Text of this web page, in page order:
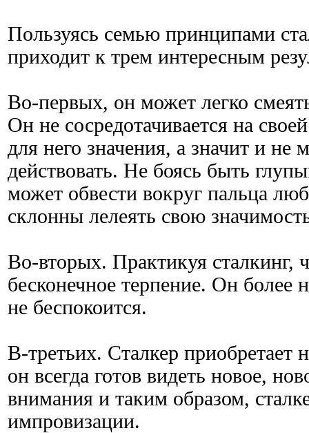
Пользуясь семью принципами
приходит к трем интересным
Во-первых, он может легко
Он не сосредотачивается на
для него значения, а значит и не
действовать. Не боясь быть
может обвести вокруг пальца
склонны лелеять свою
Во-вторых. Практикуя сталкинг,
бесконечное терпение. Он более
не беспокоится.
В-третьих. Сталкер приобретает
он всегда готов видеть новое,
внимания и таким образом,
импровизации.